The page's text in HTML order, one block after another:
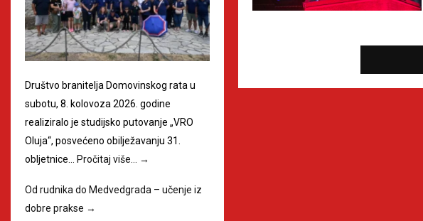
Društvo branitelja Domovinskog rata u
subotu, 8. kolovoza 2026. godine
realiziralo je studijsko putovanje „VRO
Oluja“, posvećeno obilježavanju 31.
obljetnice…
Pročitaj više… →
Od rudnika do Medvedgrada – učenje iz
dobre prakse →